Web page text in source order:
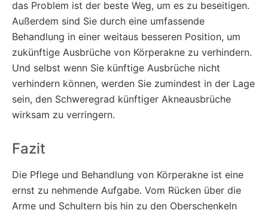
das Problem ist der beste Weg, um es zu beseitigen.
Außerdem sind Sie durch eine umfassende
Behandlung in einer weitaus besseren Position, um
zukünftige Ausbrüche von Körperakne zu verhindern.
Und selbst wenn Sie künftige Ausbrüche nicht
verhindern können, werden Sie zumindest in der Lage
sein, den Schweregrad künftiger Akneausbrüche
wirksam zu verringern.
Fazit
Die Pflege und Behandlung von Körperakne ist eine
ernst zu nehmende Aufgabe. Vom Rücken über die
Arme und Schultern bis hin zu den Oberschenkeln